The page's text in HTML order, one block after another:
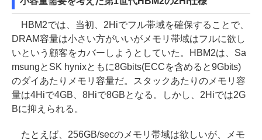
HBM2では、当初、2Hiでフル帯域を確保することで、
DRAM容量は小さい方がいいがメモリ帯域はフルに欲し
いという顧客をカバーしようとしていた。HBM2は、Sa
msungとSK hynixともに8Gbits(ECCを含めると9Gbits)
のダイあたりメモリ容量だ。スタックあたりのメモリ容
量は4Hiで4GB、8Hiで8GBとなる。しかし、2Hiでは2G
Bに抑えられる。
たとえば、256GB/secのメモリ帯域は欲しいが、メモ